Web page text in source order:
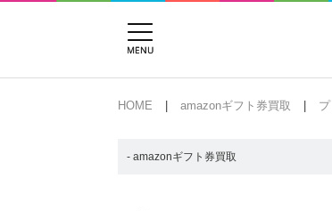
HOME amazonギフト券買取
- amazonギフト券買取